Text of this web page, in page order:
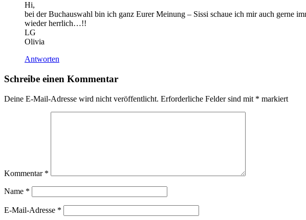
Hi,
bei der Buchauswahl bin ich ganz Eurer Meinung – Sissi schaue ich mir auch gerne
wieder herrlich…!!
LG
Olivia
Antworten
Schreibe einen Kommentar
Deine E-Mail-Adresse wird nicht veröffentlicht. Erforderliche Felder sind mit * markiert
Kommentar *
Name *
E-Mail-Adresse *